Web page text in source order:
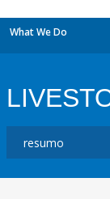
What We Do